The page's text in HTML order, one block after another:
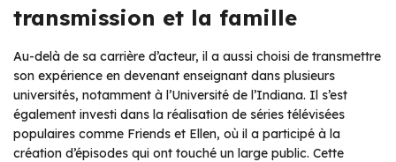
transmission et la famille
Au-delà de sa carrière d’acteur, il a aussi choisi de transmettre
son expérience en devenant enseignant dans plusieurs
universités, notamment à l’Université de l’Indiana. Il s’est
également investi dans la réalisation de séries télévisées
populaires comme Friends et Ellen, où il a participé à la
création d’épisodes qui ont touché un large public. Cette